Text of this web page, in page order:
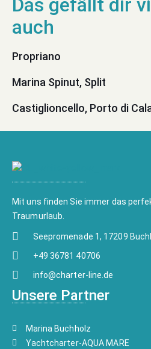
Propriano
Marina Spinut, Split
Castiglioncello, Porto di
Mit uns finden Sie immer das
Traumurlaub.
Seepromenade 1, 17209
+49 36781 40706
info@charter-line.de
Unsere Partner
Marina Buchholz
Yachtcharter-AQUA MARE